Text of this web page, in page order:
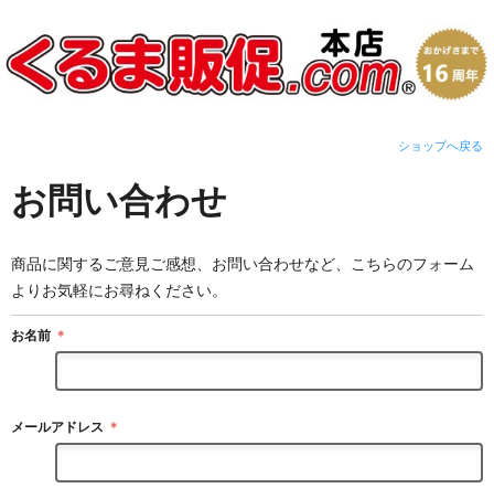
ショップへ戻る
お問い合わせ
商品に関するご意見ご感想、お問い合わせなど、こちらのフォーム
よりお気軽にお尋ねください。
お名前 ＊
メールアドレス ＊